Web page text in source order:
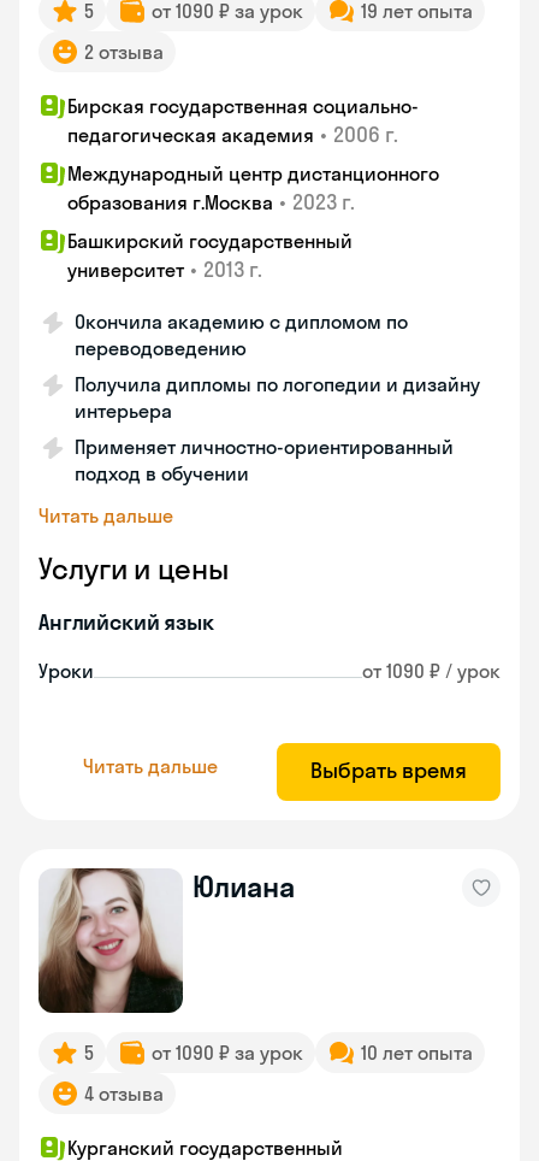
5 от 1090 ₽ за урок
19 лет опыта
2 отзыва
Бирская государственная социально-
педагогическая академия • 2006 г.
Международный центр дистанционного
образования г.Москва • 2023 г.
Башкирский государственный
университет • 2013 г.
Окончила академию с дипломом по
переводоведению
Получила дипломы по логопедии и дизайну
интерьера
Применяет личностно-ориентированный
подход в обучении
Читать дальше
Услуги и цены
Английский язык
Уроки от 1090 ₽ / урок
Читать дальше Выбрать время
Юлиана
5 от 1090 ₽ за урок
10 лет опыта
4 отзыва
Курганский государственный